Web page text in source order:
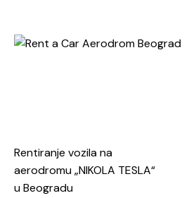
Rentiranje vozila na
aerodromu „NIKOLA TESLA“
u Beogradu